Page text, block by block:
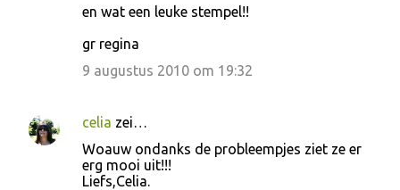
en wat een leuke stempel!!
gr regina
9 augustus 2010 om 19:32
celia zei…
Woauw ondanks de probleempjes ziet ze er
erg mooi uit!!!
Liefs,Celia.